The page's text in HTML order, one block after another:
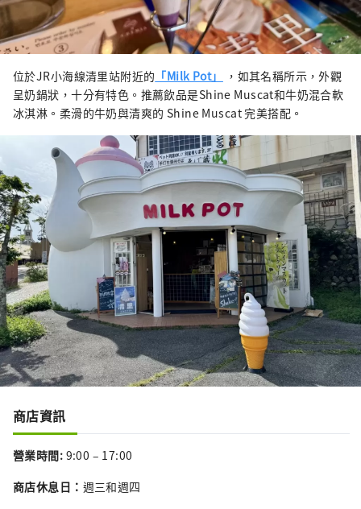
位於JR小海線清里站附近的 「Milk Pot」
，如其名稱所示，外觀
呈奶鍋狀，十分有特色。推薦飲品是Shine Muscat和牛奶混合軟
冰淇淋。柔滑的牛奶與清爽的 Shine Muscat 完美搭配。
商店資訊
營業時間: 9:00 – 17:00
商店休息日 ： 週三和週四